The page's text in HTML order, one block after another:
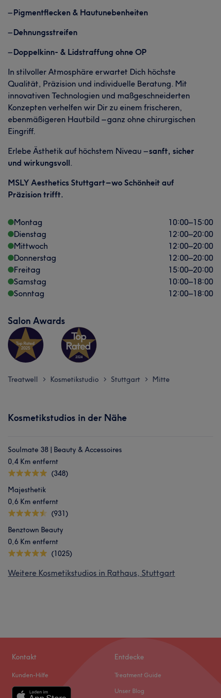
–Pigmentflecken & Hautunebenheiten
–Dehnungsstreifen
–Doppelkinn- & Lidstraffung ohne OP
In stilvoller Atmosphäre erwartet Dich höchste
Qualität, Präzision und individuelle Beratung. Mit
innovativen Technologien und maßgeschneiderten
Konzepten verhelfen wir Dir zu einem frischeren,
ebenmäßigeren Hautbild – ganz ohne chirurgischen
Eingriff.
Erlebe Ästhetik auf höchstem Niveau –sanft, sicher
und wirkungsvoll.
MSLY Aesthetics Stuttgart – wo Schönheit auf
Präzision trifft.
Montag 10:00–15:00
Dienstag
12:00–20:00
Mittwoch
12:00–20:00
Donnerstag
12:00–20:00
Freitag
15:00–20:00
Samstag
10:00–18:00
Sonntag
12:00–18:00
Salon Awards
Treatwell > Kosmetikstudio > Stuttgart > Mitte
Kosmetikstudios in der Nähe
Soulmate 38 | Beauty & Accessoires
0,4 Km entfernt
(348)
Majesthetik
0,6 Km entfernt
(931)
Benztown Beauty
0,6 Km entfernt
(1025)
Weitere Kosmetikstudios in Rathaus, Stuttgart
Kontakt
Kunden-Hilfe
Entdecke
Treatment Guide
Unser Blog